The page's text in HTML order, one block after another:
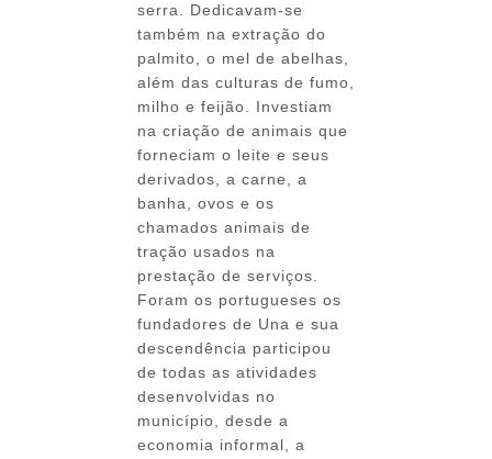
serra. Dedicavam-se
também na extração do
palmito, o mel de abelhas,
além das culturas de fumo,
milho e feijão. Investiam
na criação de animais que
forneciam o leite e seus
derivados, a carne, a
banha, ovos e os
chamados animais de
tração usados na
prestação de serviços.
Foram os portugueses os
fundadores de Una e sua
descendência participou
de todas as atividades
desenvolvidas no
município, desde a
economia informal, a